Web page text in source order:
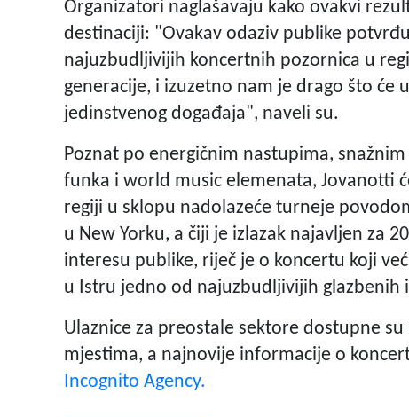
Organizatori naglašavaju kako ovakvi
destinaciji: "Ovakav odaziv publike
najuzbudljivijih koncertnih pozornica u
generacije, i izuzetno nam je drago što će
jedinstvenog događaja", naveli su.
Poznat po energičnim nastupima,
funka i world music elemenata, Jovanotti
regiji u sklopu nadolazeće turneje
u New Yorku, a čiji je izlazak najavljen za
interesu publike, riječ je o koncertu koji
u Istru jedno od najuzbudljivijih glazbenih
Ulaznice za preostale sektore dostupne su
mjestima, a najnovije informacije o
Incognito Agency.